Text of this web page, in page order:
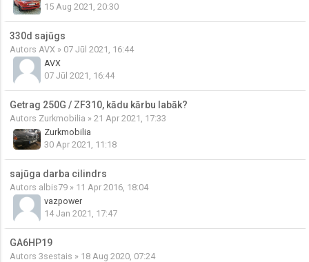
15 Aug 2021, 20:30
330d sajūgs
Autors AVX » 07 Jūl 2021, 16:44
AVX
07 Jūl 2021, 16:44
Getrag 250G / ZF310, kādu kārbu labāk?
Autors Zurkmobilia » 21 Apr 2021, 17:33
Zurkmobilia
30 Apr 2021, 11:18
sajūga darba cilindrs
Autors albis79 » 11 Apr 2016, 18:04
vazpower
14 Jan 2021, 17:47
GA6HP19
Autors 3sestais » 18 Aug 2020, 07:24